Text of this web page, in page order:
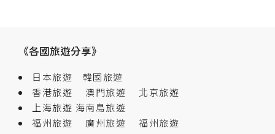
《各國旅遊分享》
日本旅遊
韓國旅遊
香港旅遊
澳門旅遊
北京旅遊
上海旅遊 海南島旅遊
福州旅遊
廣州旅遊
福州旅遊